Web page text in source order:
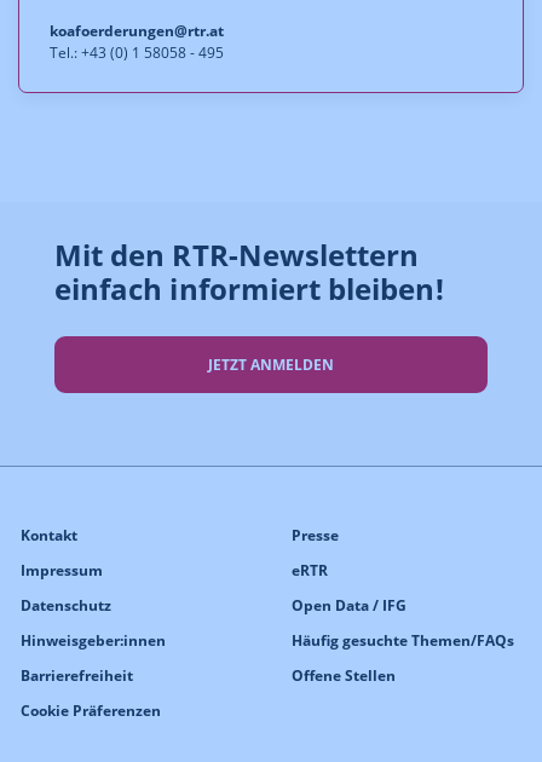
koafoerderungen@rtr.at
Tel.: +43 (0) 1 58058 - 495
Mit den RTR-Newslettern
einfach informiert bleiben!
JETZT ANMELDEN
Kontakt
Impressum
Datenschutz
Hinweisgeber:innen
Barrierefreiheit
Cookie Präferenzen
Presse
eRTR
Open Data / IFG
Häufig gesuchte Themen/FAQs
Offene Stellen